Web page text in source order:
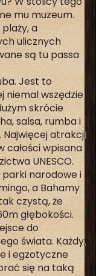
mu muzeum.
a
ulicznych
są tu passa
Jest to
niemal wszędzie
skrócie
salsa, rumba i
Najwięcej atrakcji
całości wpisana
UNESCO.
narodowe i
a Bahamy
czystą, że
głębokości.
do
świata. Każdy,
i egzotyczne
się na taką